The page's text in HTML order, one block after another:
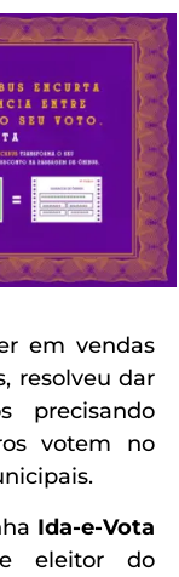
em vendas
resolveu dar
precisando
votem no
Ida-e-Vota
eleitor do